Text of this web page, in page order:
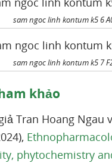
sam ngoc linh kontum k5 6
sam ngoc linh kontum k5 7
khảo
Tran Hoang Ngau
phytochemistry